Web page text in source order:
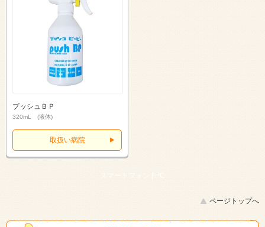
プッシュＢＰ
320mL (液体)
取扱い病院
スマートフォン |
ページトップへ